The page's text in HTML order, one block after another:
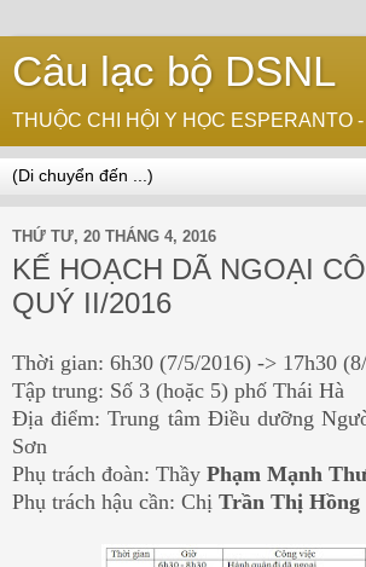
Câu lạc bộ DSNL
THUỘC CHI HỘI Y HỌC ESPERANTO -
THỨ TƯ, 20 THÁNG 4, 2016
KẾ HOẠCH DÃ NGOẠI
QUÝ II/2016
Thời gian: 6h30 (7/5/2016) -> 17h30
Tập trung: Số 3 (hoặc 5) phố Thái Hà
Địa điểm: Trung tâm Điều dưỡng
Sơn
Phụ trách đoàn: Thầy Phạm Mạnh
Phụ trách hậu cần: Chị Trần Thị Hồng